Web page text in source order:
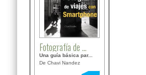
Fotografía de ...
Una guía básica par...
De Chavi Nandez